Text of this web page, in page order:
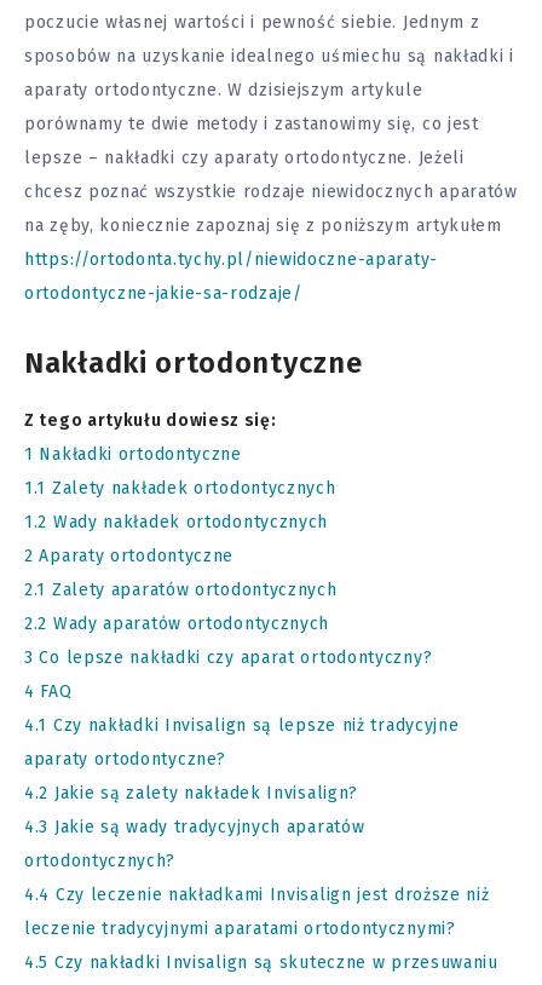
poczucie własnej wartości i pewność siebie. Jednym z
sposobów na uzyskanie idealnego uśmiechu są nakładki i
aparaty ortodontyczne. W dzisiejszym artykule
porównamy te dwie metody i zastanowimy się, co jest
lepsze – nakładki czy aparaty ortodontyczne. Jeżeli
chcesz poznać wszystkie rodzaje niewidocznych aparatów
na zęby, koniecznie zapoznaj się z poniższym artykułem
https://ortodonta.tychy.pl/niewidoczne-aparaty-
ortodontyczne-jakie-sa-rodzaje/
Nakładki ortodontyczne
Z tego artykułu dowiesz się:
1 Nakładki ortodontyczne
1.1 Zalety nakładek ortodontycznych
1.2 Wady nakładek ortodontycznych
2 Aparaty ortodontyczne
2.1 Zalety aparatów ortodontycznych
2.2 Wady aparatów ortodontycznych
3 Co lepsze nakładki czy aparat ortodontyczny?
4 FAQ
4.1 Czy nakładki Invisalign są lepsze niż tradycyjne
aparaty ortodontyczne?
4.2 Jakie są zalety nakładek Invisalign?
4.3 Jakie są wady tradycyjnych aparatów
ortodontycznych?
4.4 Czy leczenie nakładkami Invisalign jest droższe niż
leczenie tradycyjnymi aparatami ortodontycznymi?
4.5 Czy nakładki Invisalign są skuteczne w przesuwaniu